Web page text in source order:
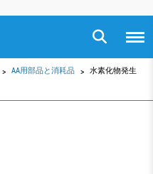
AA用部品と消耗品
水素化物発生